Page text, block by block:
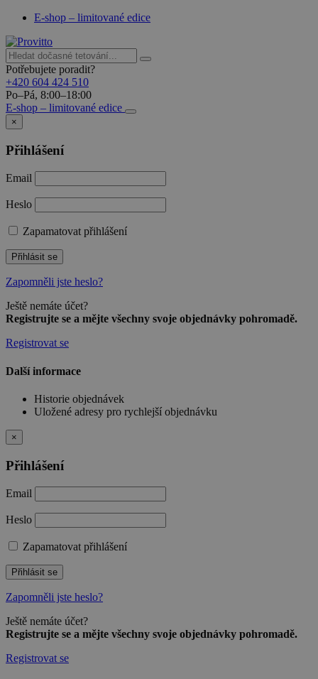
E-shop – limitované edice
Potřebujete poradit?
+420 604 424 510
Po–Pá, 8:00–18:00
E-shop – limitované edice
×
Přihlášení
Email
Heslo
Zapamatovat přihlášení
Přihlásit se
Zapomněli jste heslo?
Ještě nemáte účet?
Registrujte se a mějte všechny svoje objednávky pohromadě.
Registrovat se
Další informace
Historie objednávek
Uložené adresy pro rychlejší objednávku
×
Přihlášení
Email
Heslo
Zapamatovat přihlášení
Přihlásit se
Zapomněli jste heslo?
Ještě nemáte účet?
Registrujte se a mějte všechny svoje objednávky pohromadě.
Registrovat se